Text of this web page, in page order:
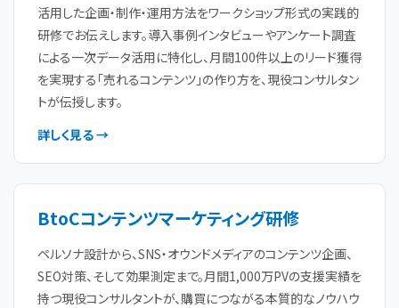
活用した企画・制作・運用方法をワークショップ形式の実践的
研修でお伝えします。導入事例インタビューやアンケート調査
による一次データ活用に特化し、月間100件以上のリード獲得
を実現する「売れるコンテンツ」の作り方を、現役コンサルタン
トが伝授します。
詳しく見る →
BtoCコンテンツマーケティング研修
ペルソナ設計から、SNS・オウンドメディアのコンテンツ企画、
SEO対策、そして効果測定まで。月間1,000万PVの支援実績を
持つ現役コンサルタントが、購買につながる本質的なノウハウ